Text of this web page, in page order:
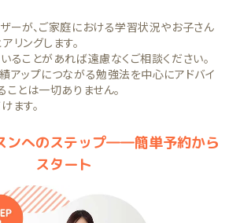
ーが、ご家庭における学習状況やお子さん
リングします。
ることがあれば遠慮なくご相談ください。
アップにつながる勉強法を中心にアドバイ
ことは一切ありません。
ます。
ンへのステップ――簡単予約から
スタート